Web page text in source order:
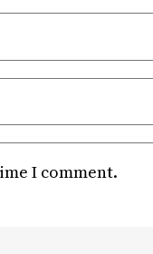
I comment.